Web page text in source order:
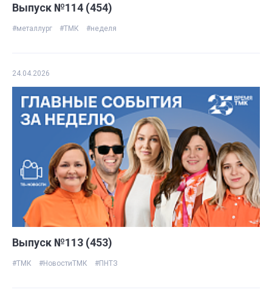
Выпуск №114 (454)
#металлург #ТМК #неделя
24.04.2026
Выпуск №113 (453)
#ТМК #НовостиТМК #ПНТЗ